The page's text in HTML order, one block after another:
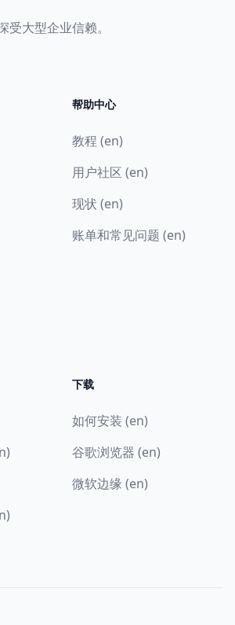
受大型企业信赖。
帮助中心
教程 (en)
用户社区 (en)
现状 (en)
账单和常见问题 (en)
下载
如何安装 (en)
谷歌浏览器 (en)
微软边缘 (en)